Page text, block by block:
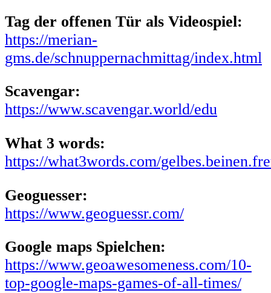
Tag der offenen Tür als Videospiel:
https://merian-
gms.de/schnuppernachmittag/index.html
Scavengar:
https://www.scavengar.world/edu
What 3 words:
https://what3words.com/
Geoguesser:
https://www.geoguessr.com/
Google maps Spielchen:
https://www.geoawesomeness.com/10-
top-google-maps-games-of-all-times/